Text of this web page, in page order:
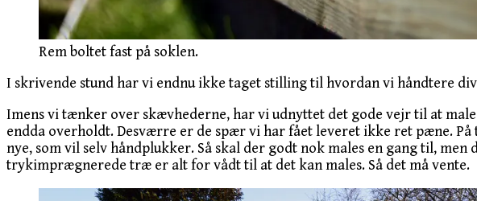
Rem boltet fast på soklen.
I skrivende stund har vi endnu ikke taget stilling til hvordan vi håndtere
Imens vi tænker over skævhederne, har vi udnyttet det gode vejr til at
endda overholdt. Desværre er de spær vi har fået leveret ikke ret pæne.
nye, som vil selv håndplukker. Så skal der godt nok males en gang til,
trykimprægnerede træ er alt for vådt til at det kan males. Så det må vente.